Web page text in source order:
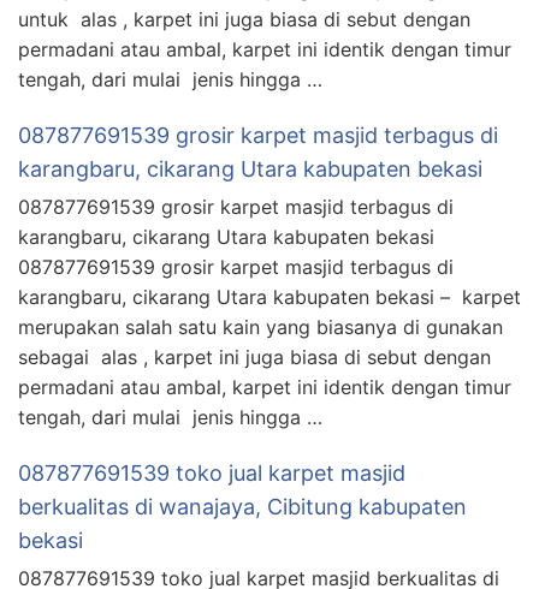
untuk alas , karpet ini juga biasa di sebut dengan
permadani atau ambal, karpet ini identik dengan timur
tengah, dari mulai jenis hingga …
087877691539 grosir karpet masjid terbagus di
karangbaru, cikarang Utara kabupaten bekasi
087877691539 grosir karpet masjid terbagus di
karangbaru, cikarang Utara kabupaten bekasi
087877691539 grosir karpet masjid terbagus di
karangbaru, cikarang Utara kabupaten bekasi – karpet
merupakan salah satu kain yang biasanya di gunakan
sebagai alas , karpet ini juga biasa di sebut dengan
permadani atau ambal, karpet ini identik dengan timur
tengah, dari mulai jenis hingga …
087877691539 toko jual karpet masjid
berkualitas di wanajaya, Cibitung kabupaten
bekasi
087877691539 toko jual karpet masjid berkualitas di